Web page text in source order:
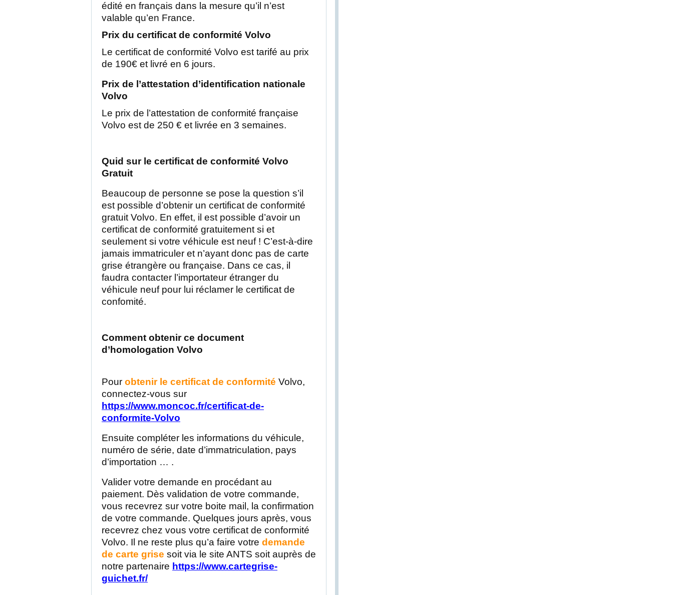
édité en français dans la mesure qu’il n’est
valable qu’en France.
Prix du certificat de conformité Volvo
Le certificat de conformité Volvo est tarifé au prix
de 190€ et livré en 6 jours.
Prix de l’attestation d’identification nationale
Volvo
Le prix de l’attestation de conformité française
Volvo est de 250 € et livrée en 3 semaines.
Quid sur le certificat de conformité Volvo
Gratuit
Beaucoup de personne se pose la question s’il
est possible d’obtenir un certificat de conformité
gratuit Volvo. En effet, il est possible d’avoir un
certificat de conformité gratuitement si et
seulement si votre véhicule est neuf ! C’est-à-dire
jamais immatriculer et n’ayant donc pas de carte
grise étrangère ou française. Dans ce cas, il
faudra contacter l’importateur étranger du
véhicule neuf pour lui réclamer le certificat de
confomité.
Comment obtenir ce document
d’homologation Volvo
Pour obtenir le certificat de conformité Volvo,
connectez-vous sur
https://www.moncoc.fr/certificat-de-
conformite-Volvo
Ensuite compléter les informations du véhicule,
numéro de série, date d’immatriculation, pays
d’importation … .
Valider votre demande en procédant au
paiement. Dès validation de votre commande,
vous recevrez sur votre boite mail, la confirmation
de votre commande. Quelques jours après, vous
recevrez chez vous votre certificat de conformité
Volvo. Il ne reste plus qu’a faire votre demande
de carte grise soit via le site ANTS soit auprès de
notre partenaire https://www.cartegrise-
guichet.fr/